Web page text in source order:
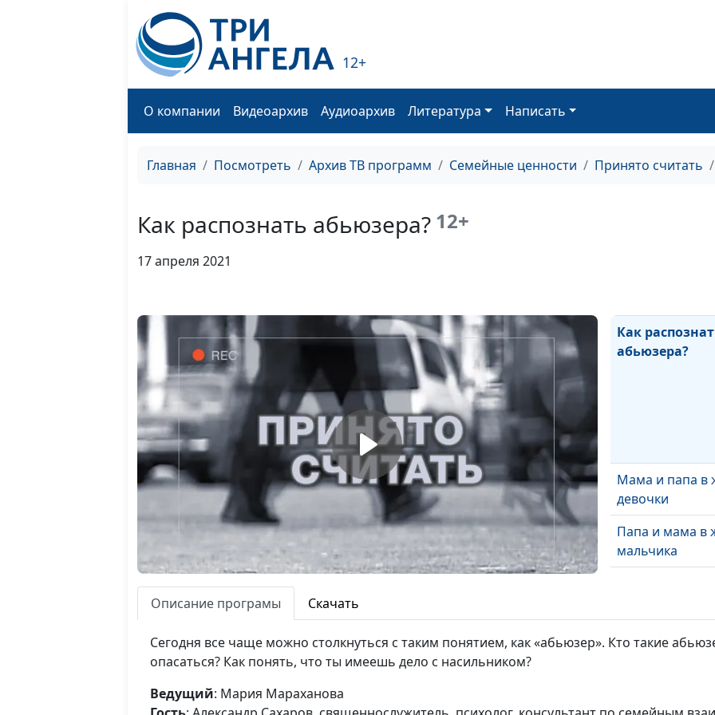
12+
О компании Видеоархив Аудиоархив Литература Написать
Главная Посмотреть Архив ТВ программ Семейные ценности Принято считать
Как распознать абьюзера? 12+
17 апреля 2021
Как
абьюзера?
Мама и папа в
девочки
Папа и мама в
мальчика
Развитие
до 17 лет
Описание програмы Скачать
Сегодня все чаще можно столкнуться с таким понятием, как «абьюзер». Кто такие
опасаться? Как понять, что ты имеешь дело с насильником?
Ведущий: Мария Мараханова